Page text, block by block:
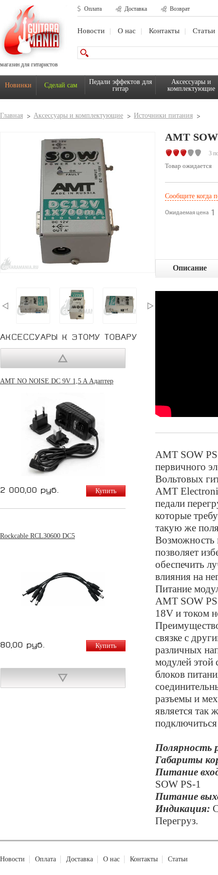
магазин для гитаристов
Оплата Доставка Возврат
Новости О нас Контакты Статьи
Новинки Сделай сам
Педали эффектов для
гитар
Аксессуары и
комплектующие
Главная Аксессуары и комплектующие Источники питания
АКСЕССУАРЫ К ЭТОМУ ТОВАРУ
AMT NO NOISE DC 9V 1,5 A Адаптер
2 000,00 руб. Купить
Rockcable RCL30600 DC5
80,00 руб. Купить
AMT
3
Товар ожидается
Сообщите когда
Ожидаемая цена 1
Описание
AMT SOW
первичного
Вольтовых
AMT
педали
которые
такую же
Возможность
позволяет
обеспечить
влияния на
Питание
AMT SOW
18V и током
связке с
различных
модулей этой
блоков
разъемы и
является так
Полярность
Габариты
Питание
SOW PS-1
Питание
Индикация:
Перегруз.
Новости Оплата Доставка О нас Контакты Статьи